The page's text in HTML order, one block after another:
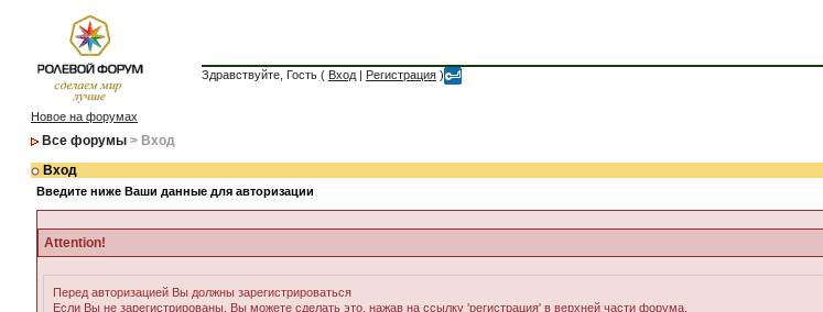
Здравствуйте, Гость ( Вход | Регистрация )
Новое на форумах
Все форумы > Вход
Вход
Введите ниже Ваши данные для авторизации
Attention!
Перед авторизацией Вы должны зарегистрироваться
Если Вы не зарегистрированы, Вы можете сделать это, нажав на ссылку 'регистрация' в верхней части форума.